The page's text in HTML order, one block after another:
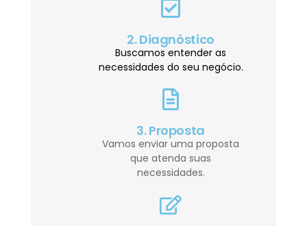
2. Diagnóstico
Buscamos entender as
necessidades do seu negócio.
3. Proposta
Vamos enviar uma proposta
que atenda suas
necessidades.